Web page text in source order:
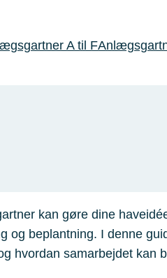
A til F
kan gøre dine
og beplantning. I denne
hvordan samarbejdet kan